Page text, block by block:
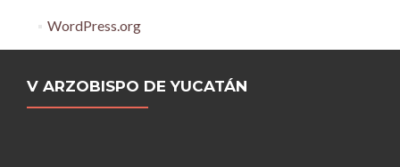
WordPress.org
V ARZOBISPO DE YUCATÁN